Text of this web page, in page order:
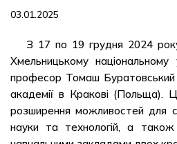
03.01.2025
З 17 по 19 грудня 2024
Хмельницькому національному
професор Томаш Буратовський
академії в Кракові (Польща).
розширення можливостей для
науки та технологій, а також